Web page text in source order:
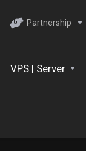
Partnership
VPS | Server